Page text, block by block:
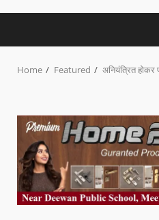
Home Featured अनियंत्रित होकर